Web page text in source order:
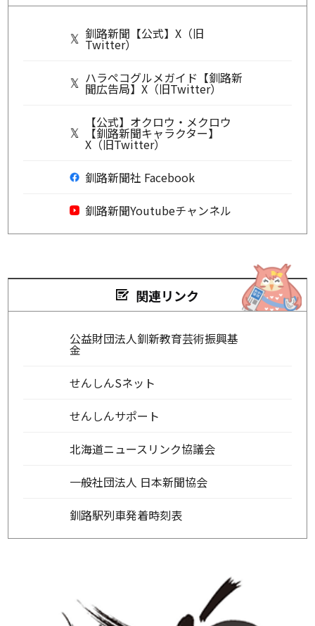
釧路新聞【公式】X（旧
Twitter）
ハラペコグルメガイド【釧路新
聞広告局】X（旧Twitter）
【公式】オクロウ・メクロウ
【釧路新聞キャラクター】
X（旧Twitter）
釧路新聞社 Facebook
釧路新聞Youtubeチャンネル
関連リンク
公益財団法人釧新教育芸術振興基
金
せんしんSネット
せんしんサポート
北海道ニュースリンク協議会
一般社団法人 日本新聞協会
釧路駅列車発着時刻表